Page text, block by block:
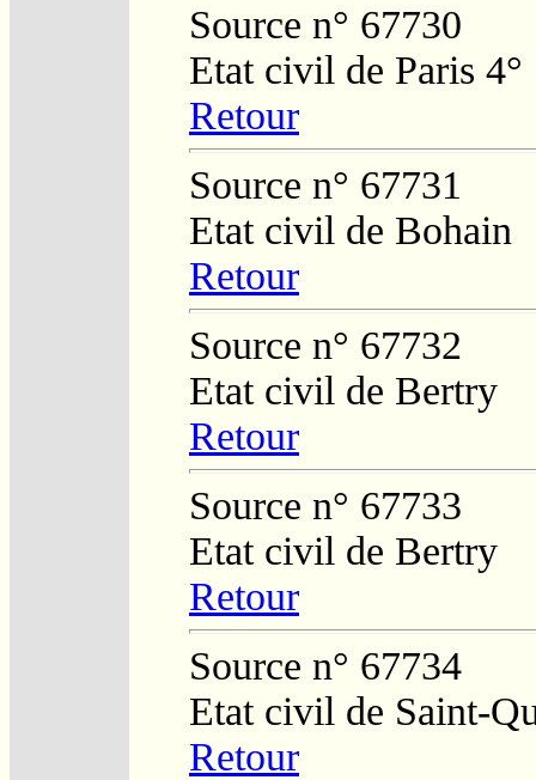
Source n° 67730
Etat civil de Paris 4°
Retour
Source n° 67731
Etat civil de Bohain
Retour
Source n° 67732
Etat civil de Bertry
Retour
Source n° 67733
Etat civil de Bertry
Retour
Source n° 67734
Etat civil de Saint-
Retour